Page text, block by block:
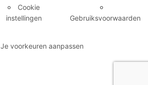
Cookie
instellingen
Gebruiksvoorwaarden
Je voorkeuren aanpassen